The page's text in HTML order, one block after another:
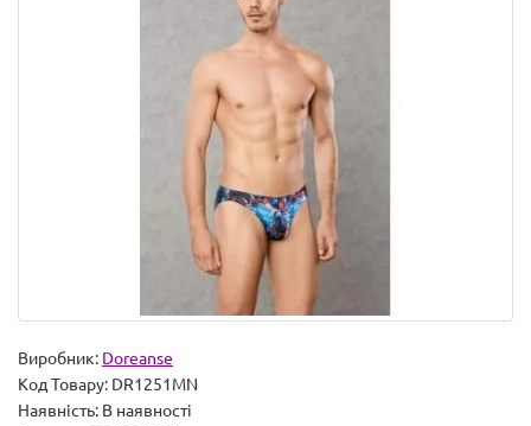
Виробник: Doreanse
Код Товару: DR1251MN
Наявність: В наявності